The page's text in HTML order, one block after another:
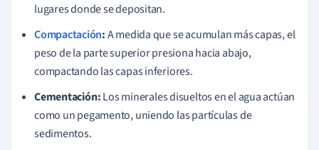
lugares donde se depositan.
Compactación:A medida que se acumulan más capas, el
peso de la parte superior presiona hacia abajo,
compactando las capas inferiores.
Cementación:Los minerales disueltos en el agua actúan
como un pegamento, uniendo las partículas de
sedimentos.